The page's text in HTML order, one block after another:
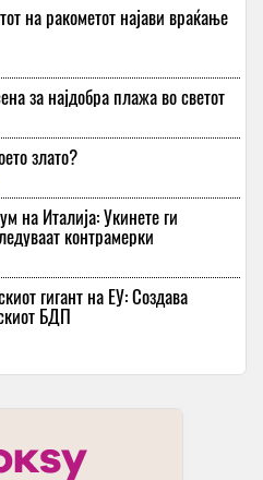
на ракометот најави враќање
за најдобра плажа во светот
злато?
на Италија: Укинете ги
контрамерки
гигант на ЕУ: Создава
БДП
долго ја чекаа
што ќе го отпуши мијалникот